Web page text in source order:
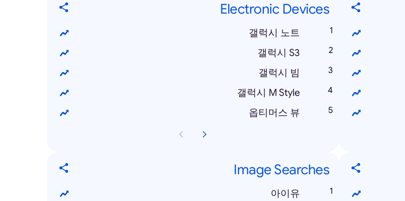
Electronic Devices
갤럭시 노트
갤럭시 S3
갤럭시 빔
갤럭시 M Style
옵티머스 뷰
Image Searches
아이유